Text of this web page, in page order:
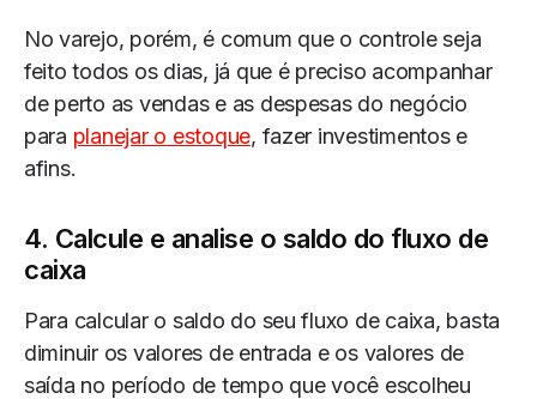
No varejo, porém, é comum que o controle seja
feito todos os dias, já que é preciso acompanhar
de perto as vendas e as despesas do negócio
para planejar o estoque, fazer investimentos e
afins.
4. Calcule e analise o saldo do fluxo de
caixa
Para calcular o saldo do seu fluxo de caixa, basta
diminuir os valores de entrada e os valores de
saída no período de tempo que você escolheu